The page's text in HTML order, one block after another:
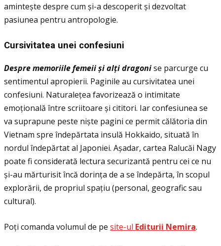
amintește despre cum și-a descoperit și dezvoltat
pasiunea pentru antropologie.
Cursivitatea unei confesiuni
Despre memoriile femeiiși alţi dragonise parcurge cu
sentimentul apropierii. Paginile au cursivitatea unei
confesiuni. Naturaleţea favorizează o intimitate
emoţională între scriitoare și cititori. Iar confesiunea se
va suprapune peste niște pagini ce permit călătoria din
Vietnam spre îndepărtata insulă Hokkaido, situată în
nordul îndepărtat al Japoniei. Așadar, cartea Ralucăi Nagy
poate fi considerată lectura securizantă pentru cei ce nu
și-au mărturisit încă dorinţa de a se îndepărta, în scopul
explorării, de propriul spaţiu (personal, geografic sau
cultural).
Poţi comanda volumul de pe site-ul Editurii Nemira.